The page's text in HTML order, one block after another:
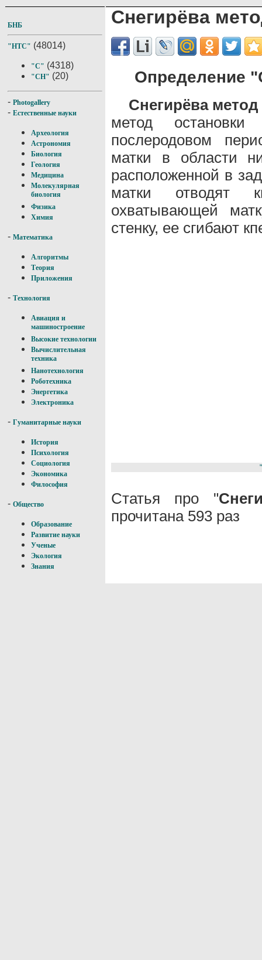
БНБ
"НТС" (48014)
"С" (4318)
"СН" (20)
- Photogallery
- Естественные науки
Археология
Астрономия
Биология
Геология
Медицина
Молекулярная
биология
Физика
Химия
- Математика
Алгоритмы
Теория
Приложения
- Технология
Авиация и
машиностроение
Высокие технологии
Вычислительная
техника
Нанотехнология
Роботехника
Энергетика
Электроника
- Гуманитарные науки
История
Психология
Социология
Экономика
Философия
- Общество
Образование
Развитие науки
Ученые
Экология
Знания
Снегирёва
Определение
Снегирёва метод
метод остановки
послеродовом
матки в области
расположенной в
матки отводят
охватывающей
стенку, ее сгибают
Статья про "
прочитана 593 раз